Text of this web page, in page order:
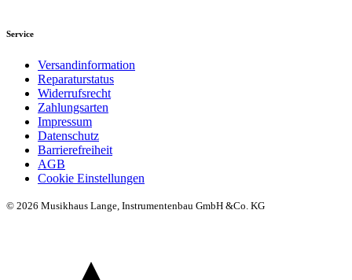
Service
Versandinformation
Reparaturstatus
Widerrufsrecht
Zahlungsarten
Impressum
Datenschutz
Barrierefreiheit
AGB
Cookie Einstellungen
© 2026 Musikhaus Lange, Instrumentenbau GmbH &Co. KG